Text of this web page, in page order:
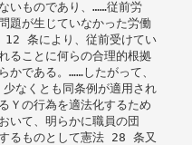
いものであり、……従前労
題が生じていなかった労働
12 条により、従前受けてい
ることに何らの合理的根拠
かである。……したがって、
なくとも同条例が適用され
Ｙの行為を適法化するため
いて、明らかに職員の団
るものとして憲法 28 条又